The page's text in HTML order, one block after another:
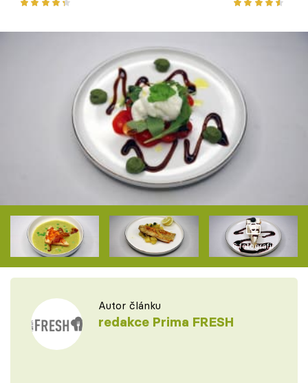
6 fotografií
Autor článku
redakce Prima FRESH